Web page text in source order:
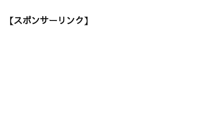
【スポンサーリンク】